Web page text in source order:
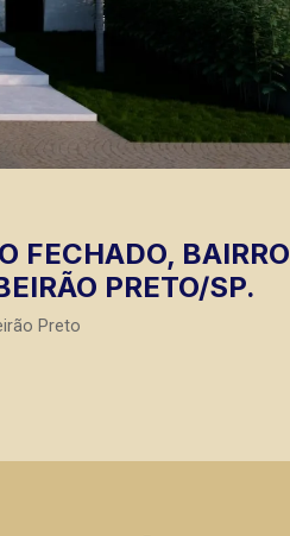
FECHADO, BAIRRO
PRETO/SP.
Preto